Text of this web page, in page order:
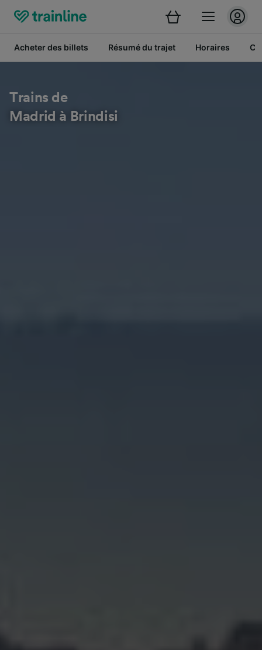
Acheter des billets Résumé du trajet Horaires
Trains de
Madrid à Brindisi